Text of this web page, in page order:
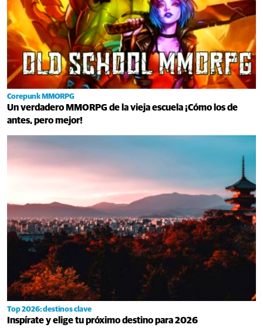
Corepunk MMORPG
Un verdadero MMORPG de la vieja escuela ¡Cómo los de
antes, pero mejor!
Top 2026: destinos clave
Inspírate y elige tu próximo destino para 2026